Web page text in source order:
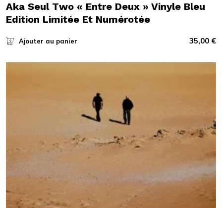
Aka Seul Two « Entre Deux » Vinyle Bleu
Edition Limitée Et Numérotée
Ajouter au panier 35,00 €